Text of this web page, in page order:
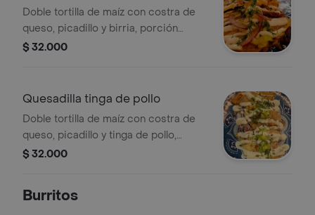
Doble tortilla de maíz con costra de
queso, picadillo y birria, porción
personal.
$ 32.000
Quesadilla tinga de pollo
Doble tortilla de maíz con costra de
queso, picadillo y tinga de pollo,
porción personal.
$ 32.000
Burritos